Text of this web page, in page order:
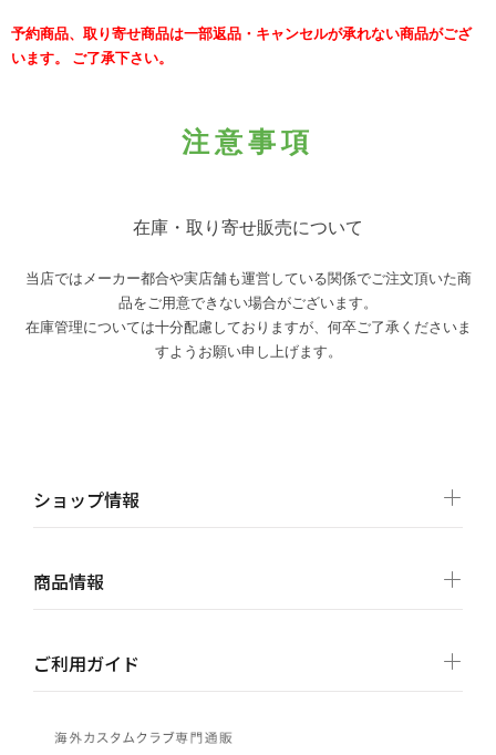
予約商品、取り寄せ商品は一部返品・キャンセルが承れない商品がござ
います。 ご了承下さい。
注意事項
在庫・取り寄せ販売について
当店ではメーカー都合や実店舗も運営している関係でご注文頂いた商
品をご用意できない場合がございます。
在庫管理については十分配慮しておりますが、何卒ご了承くださいま
すようお願い申し上げます。
ショップ情報
商品情報
ご利用ガイド